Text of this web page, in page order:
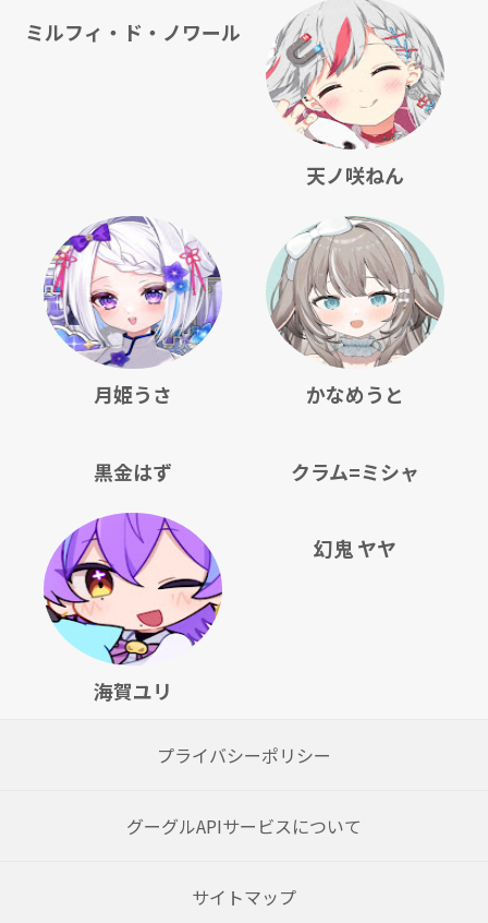
ミルフィ・ド・ノワール
天ノ咲ねん
月姫うさ かなめうと
黒金はず クラム=ミシャ
海賀ユリ
幻鬼 ヤヤ
プライバシーポリシー
グーグルAPIサービスについて
サイトマップ